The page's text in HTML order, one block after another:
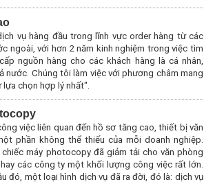
vụ hàng đầu trong lĩnh vực order hàng từ các
ngoài, với hơn 2 năm kinh nghiệm trong việc tìm
nguồn hàng cho các khách hàng là cá nhân,
nước. Chúng tôi làm việc với phương châm mang
chọn hợp lý nhất".
việc liên quan đến hồ sơ tăng cao, thiết bị văn
phần không thể thiếu của mỗi doanh nghiệp.
máy photocopy đã giảm tải cho văn phòng
các công ty một khối lượng công việc rất lớn.
đó, một loại hình dịch vụ đã ra đời, đó là: dịch vụ